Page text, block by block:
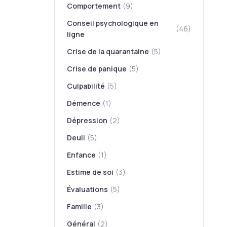
Comportement (9)
Conseil psychologique en
ligne
(46)
Crise de la quarantaine (5)
Crise de panique (5)
Culpabilité (5)
Démence (1)
Dépression (2)
Deuil (5)
Enfance (1)
Estime de soi (3)
Évaluations (5)
Famille (3)
Général (2)